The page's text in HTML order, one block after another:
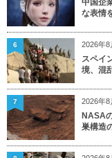
中国企
な表情
2026年8
スペイ
境、混
6
2026年8
NASA
巣構造
7